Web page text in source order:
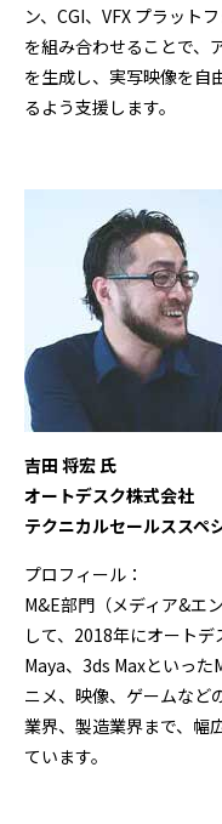
ン、CGI、VFX プラット
を組み合わせることで、
を生成し、実写映像を自
るよう支援します。
吉田 将宏 氏
オートデスク株式会社
テクニカルセールススペ
プロフィール：
M&E部門（メディア&エ
して、2018年にオート
Maya、3ds Maxといっ
ニメ、映像、ゲームなど
業界、製造業界まで、幅
ています。